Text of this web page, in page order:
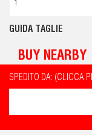
GUIDA TAGLIE
BUY NEARBY
SPEDITO DA: (CLICCA